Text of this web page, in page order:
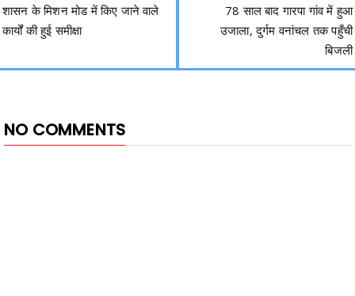
शासन के मिशन मोड में किए जाने वाले
कार्यों की हुई समीक्षा
78 साल बाद गारपा गांव में हुआ
उजाला, दुर्गम वनांचल तक पहुँची
बिजली
NO COMMENTS